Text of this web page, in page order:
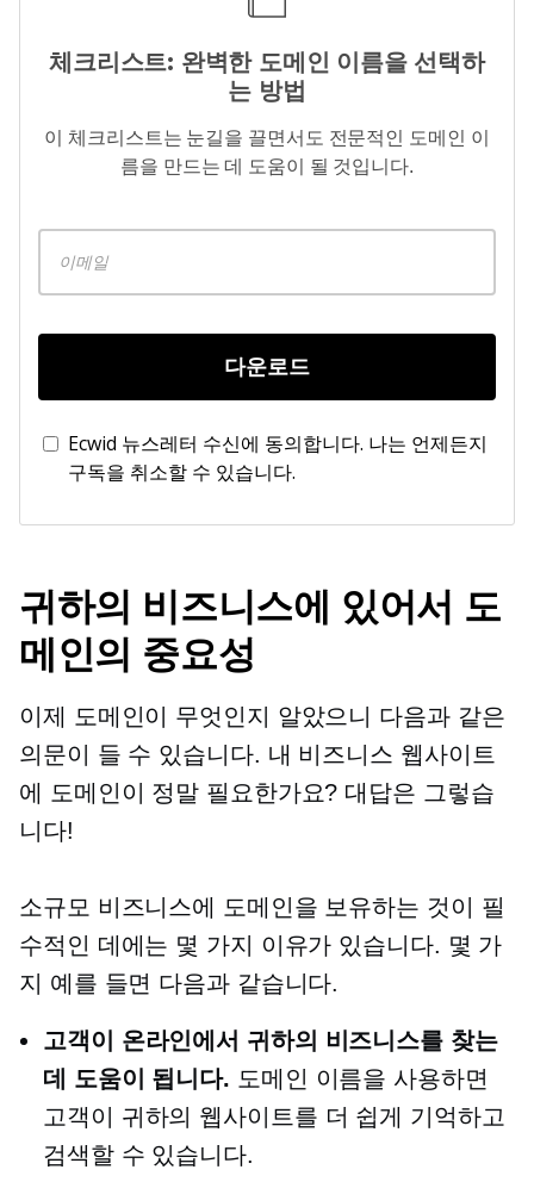
체크리스트: 완벽한 도메인 이름을 선택하
는 방법
이 체크리스트는 눈길을 끌면서도 전문적인 도메인 이
름을 만드는 데 도움이 될 것입니다.
다운로드
Ecwid 뉴스레터 수신에 동의합니다. 나는 언제든지
구독을 취소할 수 있습니다.
귀하의 비즈니스에 있어서 도
메인의 중요성
이제 도메인이 무엇인지 알았으니 다음과 같은
의문이 들 수 있습니다. 내 비즈니스 웹사이트
에 도메인이 정말 필요한가요? 대답은 그렇습
니다!
소규모 비즈니스에 도메인을 보유하는 것이 필
수적인 데에는 몇 가지 이유가 있습니다. 몇 가
지 예를 들면 다음과 같습니다.
고객이 온라인에서 귀하의 비즈니스를 찾는
데 도움이 됩니다. 도메인 이름을 사용하면
고객이 귀하의 웹사이트를 더 쉽게 기억하고
검색할 수 있습니다.